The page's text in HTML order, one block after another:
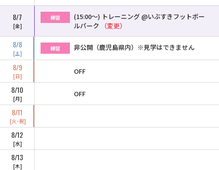
8/7
金
練習
(15:00〜) トレーニング @いぶすきフットボー
ルパーク
（変更）
8/8
土
練習 非公開（鹿児島県内）※見学はできません
8/9
日 OFF
8/10
月 OFF
8/11
火･祝
8/12
水
8/13
木